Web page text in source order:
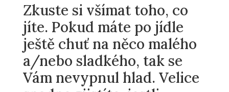
Zkuste si všímat toho, co
jíte. Pokud máte po jídle
ještě chuť na něco malého
a/nebo sladkého, tak se
Vám nevypnul hlad. Velice